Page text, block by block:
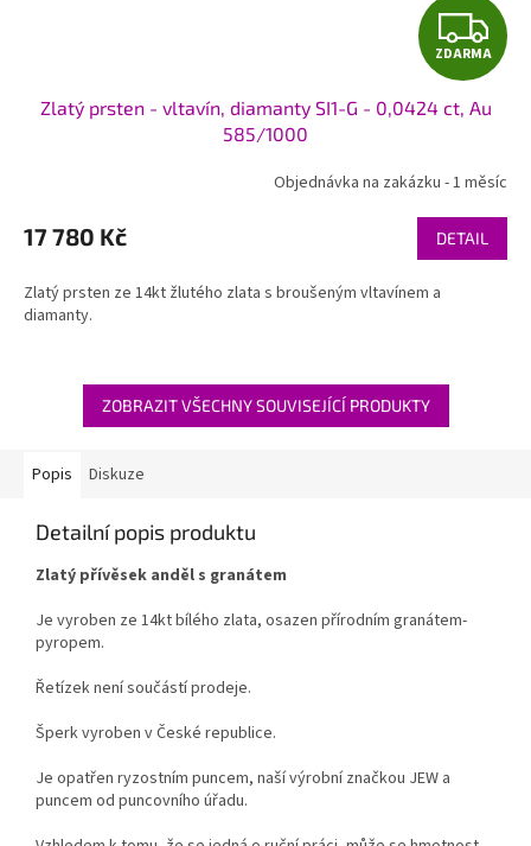
Z
D
A
R
M
A
ZDARMA
Zlatý prsten - vltavín, diamanty SI1-G - 0,0424 ct, Au
585/1000
Objednávka na zakázku - 1 měsíc
17 780 Kč DETAIL
Zlatý prsten ze 14kt žlutého zlata s broušeným vltavínem a
diamanty.
ZOBRAZIT VŠECHNY SOUVISEJÍCÍ PRODUKTY
Popis Diskuze
Detailní popis produktu
Zlatý přívěsek anděl s granátem
Je vyroben ze 14kt bílého zlata, osazen přírodním granátem-
pyropem.
Řetízek není součástí prodeje.
Šperk vyroben v České republice.
Je opatřen ryzostním puncem, naší výrobní značkou JEW a
puncem od puncovního úřadu.